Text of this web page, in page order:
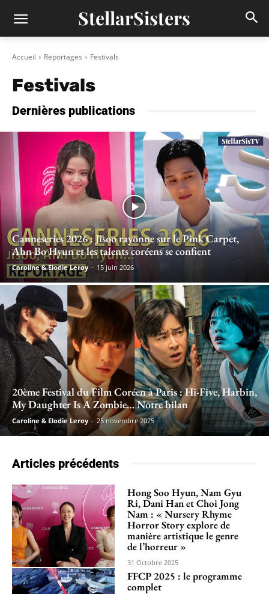
StellarSisters
Accueil Reportages Festivals
Festivals
Dernières publications
Canneseries 2026 : Jisoo rayonne sur le Pink Carpet,
Ahn Bo Hyun et les talents coréens se confient
Caroline & Elodie Leroy - 15 juin 2026
20ème Festival du Film Coréen à Paris : Hi-Five, Harbin,
My Daughter Is A Zombie… Notre bilan
Caroline & Elodie Leroy - 25 novembre 2025
Articles précédents
Hong Soo Hyun, Nam Gyu
Ri, Dani Han et Choi Jong
Nam : « Nursery Rhyme
Horror Story explore de
manière artistique le genre
de l’horreur »
31 Octobre 2025
FFCP 2025 : le programme
complet